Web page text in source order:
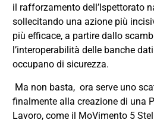
il rafforzamento dell’Ispettorato
sollecitando una azione più
più efficace, a partire dallo
l’interoperabilità delle banche
occupano di sicurezza.
Ma non basta, ora serve uno
finalmente alla creazione di una
Lavoro, come il MoVimento 5